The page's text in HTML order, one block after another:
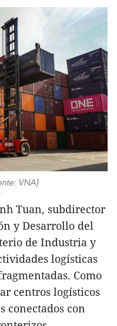
VNA)
Tuan, subdirector
y Desarrollo del
de Industria y
logísticas
Como
centros logísticos
conectados con